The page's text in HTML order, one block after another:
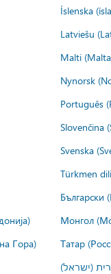
Íslenska
Latviešu
Malti
Nynorsk
Português
Slovenčina
Svenska
Türkmen
Български
Монгол
Гора) Татар
(ישראל)